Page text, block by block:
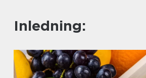
Inledning: